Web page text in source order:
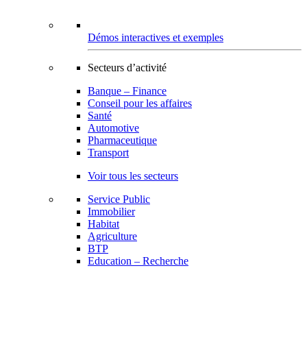
Démos interactives et exemples
Secteurs d’activité
Banque – Finance
Conseil pour les affaires
Santé
Automotive
Pharmaceutique
Transport
Voir tous les secteurs
Service Public
Immobilier
Habitat
Agriculture
BTP
Education – Recherche